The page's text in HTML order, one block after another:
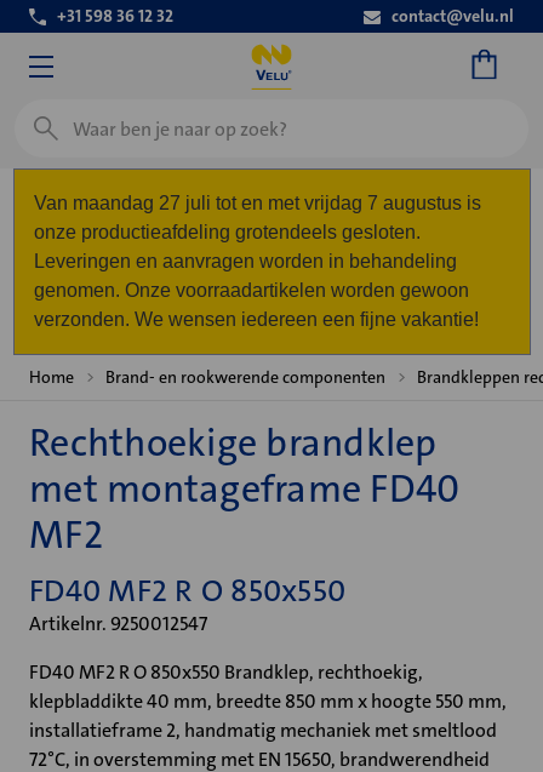
+31 598 36 12 32 contact@velu.nl
Zoeken
Van maandag 27 juli tot en met vrijdag 7 augustus is
onze productieafdeling grotendeels gesloten.
Leveringen en aanvragen worden in behandeling
genomen. Onze voorraadartikelen worden gewoon
verzonden. We wensen iedereen een fijne vakantie!
Home Brand- en rookwerende componenten Brandkleppen
Rechthoekige brandklep
met montageframe FD40
MF2
FD40 MF2 R O 850x550
Artikelnr. 9250012547
FD40 MF2 R O 850x550 Brandklep, rechthoekig,
klepbladdikte 40 mm, breedte 850 mm x hoogte 550 mm,
installatieframe 2, handmatig mechaniek met smeltlood
72°C, in overstemming met EN 15650, brandwerendheid